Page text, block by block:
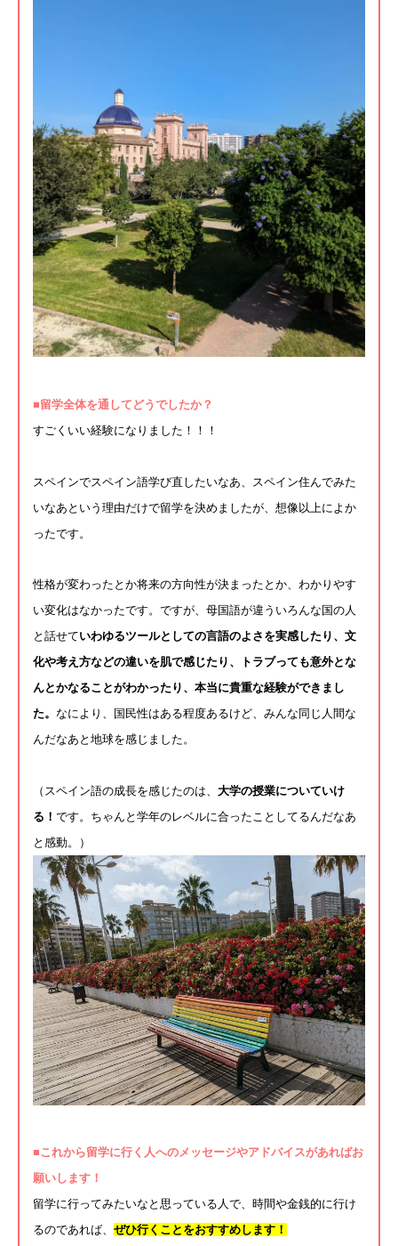
■留学全体を通してどうでしたか？
すごくいい経験になりました！！！
スペインでスペイン語学び直したいなあ、
スペイン住んでみた
いなあという理由だけで留学を決めましたが、 想像以上によか
ったです。
性格が変わったとか将来の方向性が決まったとか、 わかりやす
い変化はなかったです。ですが、 母国語が違ういろんな国の人
と話せていわゆるツールとしての言語のよさを実感したり、文
化や考え方などの違いを肌で感じたり、
トラブっても意外とな
んとかなることがわかったり、 本当に貴重な経験ができまし
た。 なにより、 国民性はある程度あるけど、 みんな同じ人間な
んだなあと地球を感じました。
（スペイン語の成長を感じたのは、 大学の授業についていけ
る！ です。ちゃんと学年のレベルに合ったことしてるんだなあ
と感動。
）
■これから留学に行く人へのメッセージやアドバイスがあればお
願い します！
留学に行ってみたいなと思っている人で、 時間や金銭的に行け
るのであれば、 ぜひ行くことをおすすめします！